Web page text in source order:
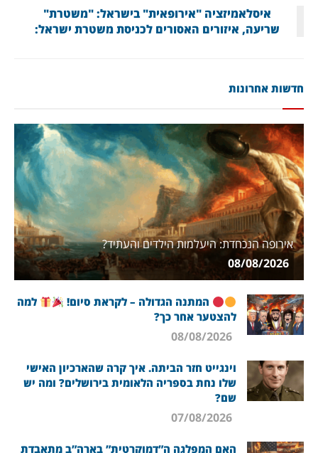
איסלאמיזציה "אירופאית" בישראל: "משטרת"
שריעה, איזורים האסורים לכניסת משטרת ישראל:
חדשות אחרונות
אירופה הנכחדת: היעלמות הילדים והעתיד?
המתנה הגדולה – לקראת סיום!
למה
להצטער אחר כך?
וינגייט חזר הביתה. איך קרה שהארכיון האישי
שלו נחת בספריה הלאומית בירושלים? ומה יש
שם?
האם המפלגה ה”דמוקרטית” בארה”ב מתאבדת